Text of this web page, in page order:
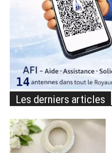
Les derniers articles